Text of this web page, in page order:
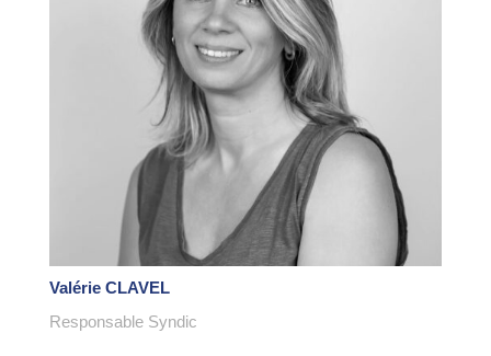
Valérie CLAVEL
Responsable Syndic